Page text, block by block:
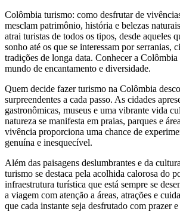
Colômbia turismo: como desfrutar de
mesclam patrimônio, história e belezas
atrai turistas de todos os tipos, desde aqueles
sonho até os que se interessam por serranias,
tradições de longa data. Conhecer a Colômbia
mundo de encantamento e diversidade.
Quem decide fazer turismo na Colômbia
surpreendentes a cada passo. As cidades
gastronômicas, museus e uma vibrante vida
natureza se manifesta em praias, parques e
vivência proporciona uma chance de
genuína e inesquecível.
Além das paisagens deslumbrantes e da
turismo se destaca pela acolhida calorosa do
infraestrutura turística que está sempre se
a viagem com atenção a áreas, atrações e
que cada instante seja desfrutado com prazer e